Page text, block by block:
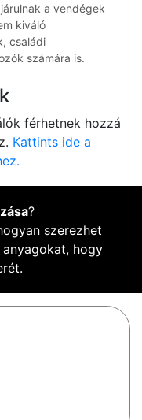
a vendégek
kiváló
családi
számára is.
férhetnek hozzá
Kattints ide a
?
szerezhet
anyagokat, hogy